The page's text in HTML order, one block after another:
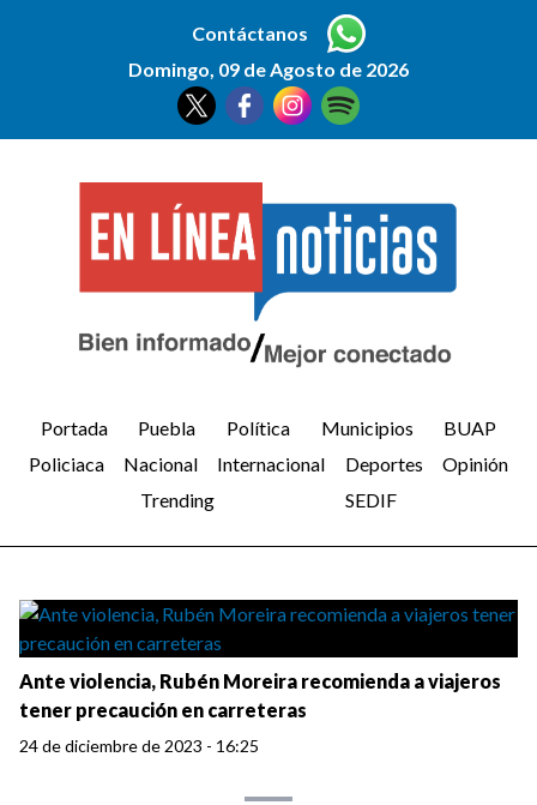
Contáctanos
Domingo, 09 de Agosto de 2026
Portada Puebla Política Municipios
BUAP
Policiaca
Nacional Internacional Deportes
Opinión
Trending
SEDIF
Ante violencia, Rubén Moreira recomienda a viajeros
tener precaución en carreteras
24 de diciembre de 2023 - 16:25